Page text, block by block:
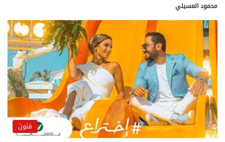
محمود العسيلي
فنون